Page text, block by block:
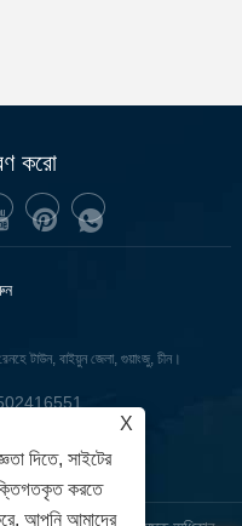
করো
টাউন, বাইয়ুন জেলা, গুয়াংজু, চীন।
X
দিতে, সাইটের
করতে
আপনি আমাদের